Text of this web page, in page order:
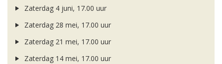
Zaterdag 4 juni, 17.00 uur
Zaterdag 28 mei, 17.00 uur
Zaterdag 21 mei, 17.00 uur
Zaterdag 14 mei, 17.00 uur